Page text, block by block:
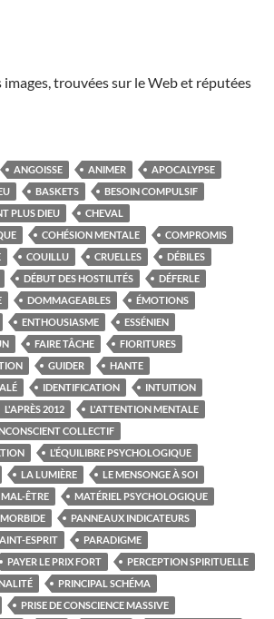
images, trouvées sur le Web et réputées
ANGOISSE ANIMER
APOCALYPSE
BASKETS
BESOIN COMPULSIF
PLUS DIEU
CHEVAL
COHÉSION MENTALE
COMPROMIS
COUILLU CRUELLES
DÉBILES
DÉBUT DES HOSTILITÉS
DÉFERLE
DOMMAGEABLES
ÉMOTIONS
ENTHOUSIASME
ESSÉNIEN
FAIRE TÂCHE
FIORITURES
GUIDER
HANTE
IDENTIFICATION
INTUITION
L'APRÈS 2012
L'ATTENTION MENTALE
COLLECTIF
L’ÉQUILIBRE PSYCHOLOGIQUE
LA LUMIÈRE
LE MENSONGE À SOI
MAL-ÊTRE
MATÉRIEL PSYCHOLOGIQUE
MORBIDE
PANNEAUX INDICATEURS
ESPRIT
PARADIGME
PAYER LE PRIX FORT
PERCEPTION SPIRITUELLE
PRINCIPAL SCHÉMA
PRISE DE CONSCIENCE MASSIVE